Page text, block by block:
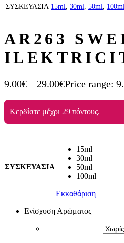
ΣΥΣΚΕΥΑΣΙΑ 15ml, 30ml, 50ml,
AR263
9.00€ – 29.00€Price range:
Κερδίστε μέχρι 29 πόντους.
ΣΥΣΚΕΥΑΣΙΑ
15ml
30ml
50ml
100ml
Εκκαθάριση
Ενίσχυση Αρώματος